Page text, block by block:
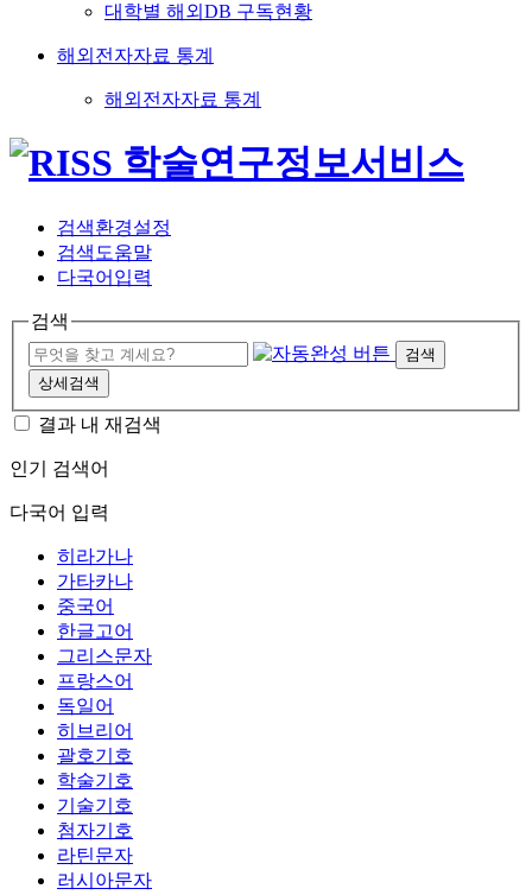
대학별 해외DB 구독현황
해외전자자료 통계
해외전자자료 통계
검색환경설정
검색도움말
다국어입력
검색
검색
상세검색
결과 내 재검색
인기 검색어
다국어 입력
히라가나
가타카나
중국어
한글고어
그리스문자
프랑스어
독일어
히브리어
괄호기호
학술기호
기술기호
첨자기호
라틴문자
러시아문자